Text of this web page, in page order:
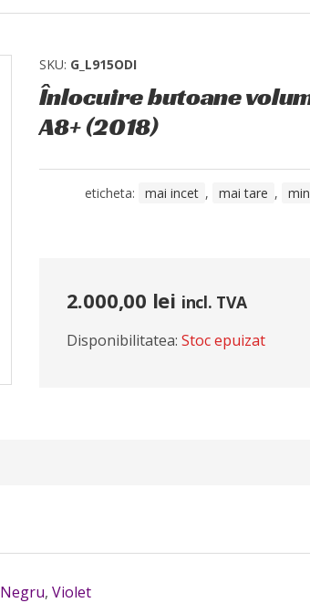
SKU: G_L915ODI
Înlocuire butoane
A8+ (2018)
eticheta: mai incet , mai tare ,
2.000,00 lei incl. TVA
Disponibilitatea: Stoc epuizat
Negru, Violet